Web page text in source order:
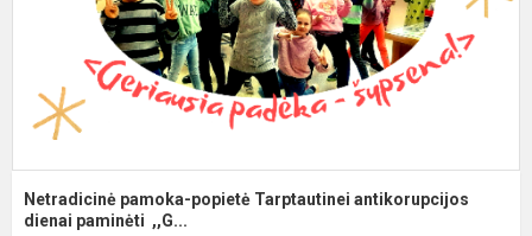
Netradicinė pamoka-popietė Tarptautinei antikorupcijos
dienai paminėti ,,G...